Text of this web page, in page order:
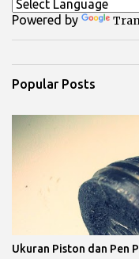
Powered by
Popular Posts
Ukuran Piston dan Pen